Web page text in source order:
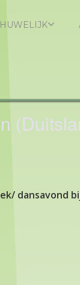
HUWELIJK
dansavond